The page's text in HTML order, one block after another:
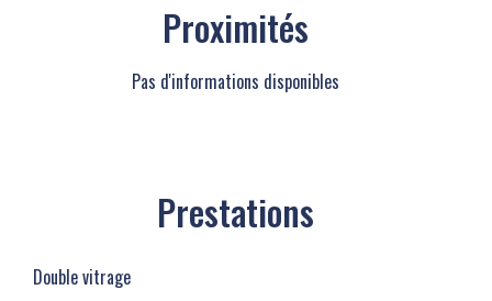
Proximités
Pas d'informations disponibles
Prestations
Double vitrage